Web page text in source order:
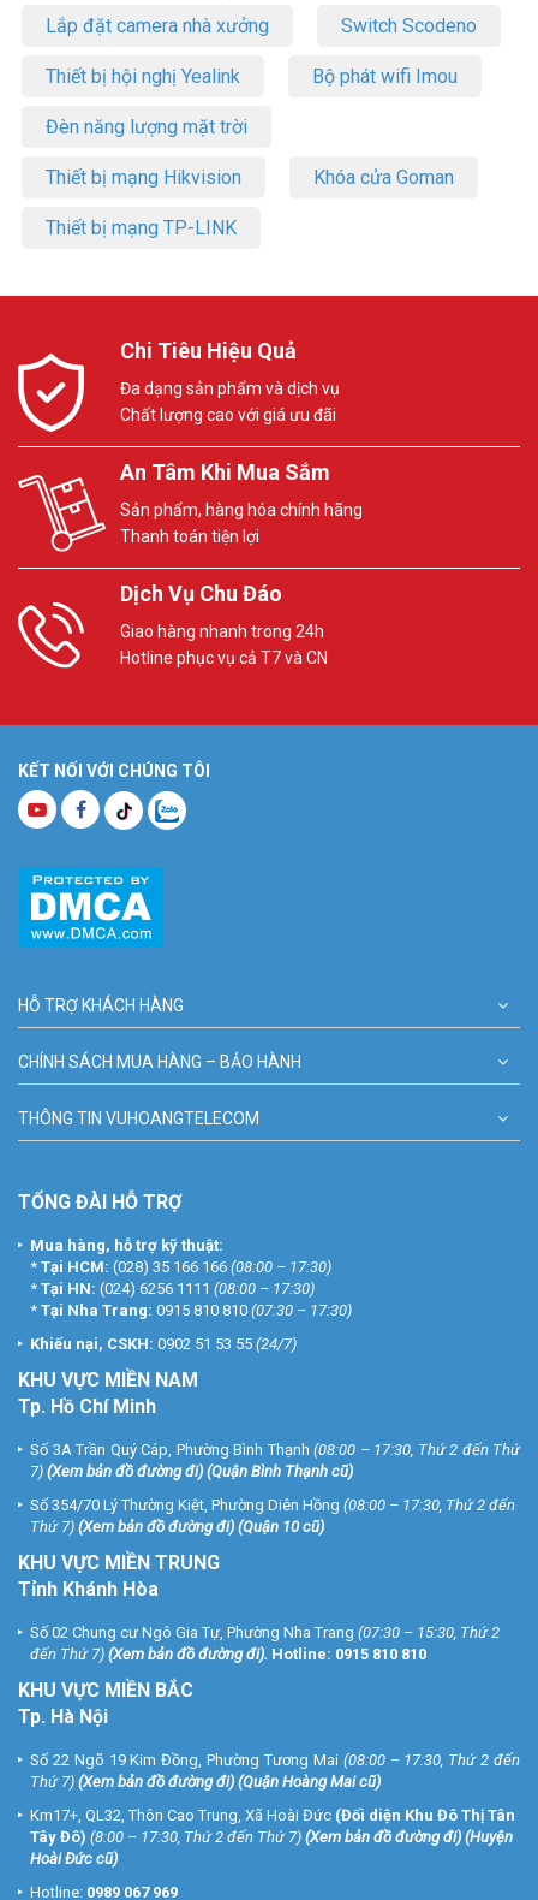
Lắp đặt camera nhà xưởng Switch Scodeno
Thiết bị hội nghị Yealink Bộ phát wifi Imou
Đèn năng lượng mặt trời
Thiết bị mạng Hikvision Khóa cửa Goman
Thiết bị mạng TP-LINK
Chi Tiêu Hiệu Quả
Đa dạng sản phẩm và dịch vụ
Chất lượng cao với giá ưu đãi
An Tâm Khi Mua Sắm
Sản phẩm, hàng hóa chính hãng
Thanh toán tiện lợi
Dịch Vụ Chu Đáo
Giao hàng nhanh trong 24h
Hotline phục vụ cả T7 và CN
KẾT NỐI VỚI CHÚNG TÔI
HỖ TRỢ KHÁCH HÀNG
CHÍNH SÁCH MUA HÀNG – BẢO HÀNH
THÔNG TIN VUHOANGTELECOM
TỔNG ĐÀI HỖ TRỢ
Mua hàng, hỗ trợ kỹ thuật:
* Tại HCM: (028) 35 166 166 (08:00 – 17:30)
* Tại HN: (024) 6256 1111 (08:00 – 17:30)
* Tại Nha Trang: 0915 810 810 (07:30 – 17:30)
Khiếu nại, CSKH: 0902 51 53 55 (24/7)
KHU VỰC MIỀN NAM
Tp. Hồ Chí Minh
Số 3A Trần Quý Cáp, Phường Bình Thạnh (08:00 – 17:30, Thứ 2 đến Thứ
7) (Xem bản đồ đường đi) (Quận Bình Thạnh cũ)
Số 354/70 Lý Thường Kiệt, Phường Diên Hồng (08:00 – 17:30, Thứ 2 đến
Thứ 7) (Xem bản đồ đường đi) (Quận 10 cũ)
KHU VỰC MIỀN TRUNG
Tỉnh Khánh Hòa
Số 02 Chung cư Ngô Gia Tự, Phường Nha Trang (07:30 – 15:30, Thứ 2
đến Thứ 7) (Xem bản đồ đường đi). Hotline: 0915 810 810
KHU VỰC MIỀN BẮC
Tp. Hà Nội
Số 22 Ngõ 19 Kim Đồng, Phường Tương Mai (08:00 – 17:30, Thứ 2 đến
Thứ 7) (Xem bản đồ đường đi) (Quận Hoàng Mai cũ)
Km17+, QL32, Thôn Cao Trung, Xã Hoài Đức (Đối diện Khu Đô Thị Tân
Tây Đô) (8:00 – 17:30, Thứ 2 đến Thứ 7) (Xem bản đồ đường đi) (Huyện
Hoài Đức cũ)
Hotline: 0989 067 969